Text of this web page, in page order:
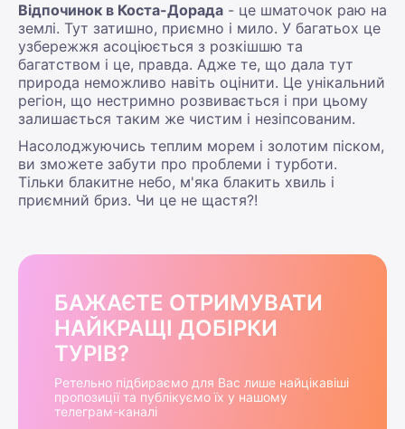
Відпочинок в Коста-Дорада - це шматочок раю на
землі. Тут затишно, приємно і мило. У багатьох це
узбережжя асоціюється з розкішшю та
багатством і це, правда. Адже те, що дала тут
природа неможливо навіть оцінити. Це унікальний
регіон, що нестримно розвивається і при цьому
залишається таким же чистим і незіпсованим.
Насолоджуючись теплим морем і золотим піском,
ви зможете забути про проблеми і турботи.
Тільки блакитне небо, м'яка блакить хвиль і
приємний бриз. Чи це не щастя?!
БАЖАЄТЕ ОТРИМУВАТИ
НАЙКРАЩІ ДОБІРКИ
ТУРІВ?
Ретельно підбираємо для Вас лише найцікавіші
пропозиції та публікуємо їх у нашому
телеграм-каналі